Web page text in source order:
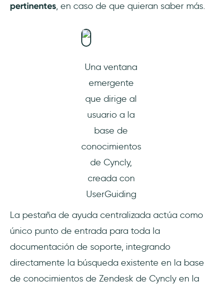
pertinentes, en caso de que quieran saber más.
Una ventana
emergente
que dirige al
usuario a la
base de
conocimientos
de Cyncly,
creada con
UserGuiding
La pestaña de ayuda centralizada actúa como
único punto de entrada para toda la
documentación de soporte, integrando
directamente la búsqueda existente en la base
de conocimientos de Zendesk de Cyncly en la